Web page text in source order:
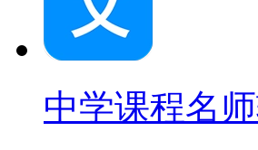
中学课程名